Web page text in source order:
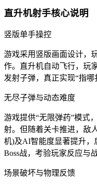
直升机射手核心说明
竖版单手操控
游戏采用竖版画面设计，
作。直升机自动飞行，玩
发射子弹，真正实现“指哪
无尽子弹与动态难度
游戏提供“无限弹药”模式
射。但随着关卡推进，敌
机)及AI智能度显著提升，
Boss战，考验玩家反应与
场景破坏与物理反馈